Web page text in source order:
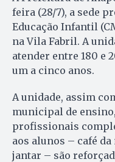
feira (28/7), a sede
Educação Infantil
na Vila Fabril. A
atender entre 180 e
um a cinco anos.
A unidade, assim
municipal de
profissionais
aos alunos – café
jantar – são